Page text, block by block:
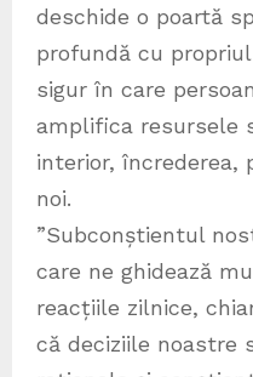
deschide o poartă
profundă cu
sigur în care
amplifica resursele
interior, încrederea,
noi.
”Subconștientul
care ne ghidează
reacțiile zilnice,
că deciziile